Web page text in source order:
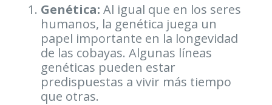
Genética: Al igual que en los seres
humanos, la genética juega un
papel importante en la longevidad
de las cobayas. Algunas líneas
genéticas pueden estar
predispuestas a vivir más tiempo
que otras.